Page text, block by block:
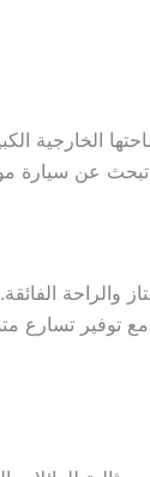
تبحث عن
تسارع